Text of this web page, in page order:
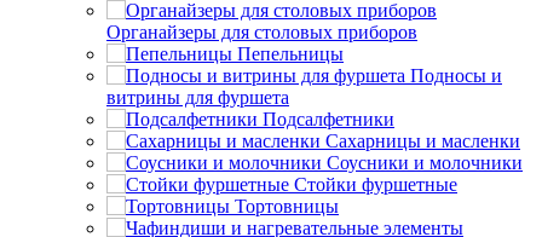
Органайзеры для столовых приборов
Пепельницы
Подносы и
витрины для фуршета
Подсалфетники
Сахарницы и масленки
Соусники и молочники
Стойки фуршетные
Тортовницы